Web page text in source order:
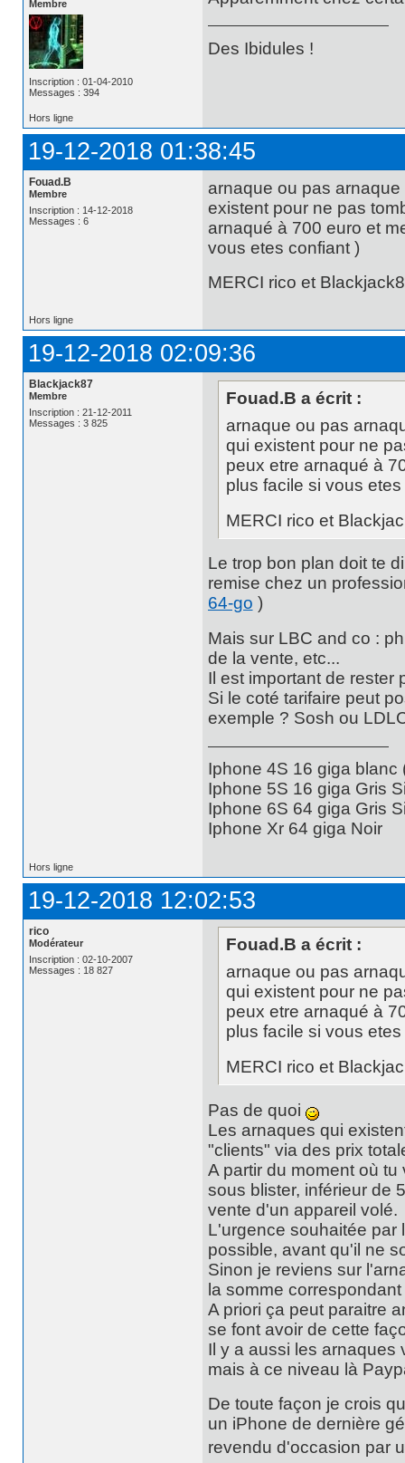
Membre
Inscription : 01-04-2010
Messages : 394
Des Ibidules !
Hors ligne
19-12-2018 01:38:45
Fouad.B
Membre
Inscription : 14-12-2018
Messages : 6
arnaque ou pas
existent pour ne pas
arnaqué à 700 euro et
vous etes confiant )
MERCI rico et
Hors ligne
19-12-2018 02:09:36
Blackjack87
Membre
Inscription : 21-12-2011
Messages : 3 825
Fouad.B a écrit :
arnaque ou pas
qui existent pour ne
peux etre arnaqué à
plus facile si vous
MERCI rico et
Le trop bon plan doit te
remise chez un
64-go )
Mais sur LBC and co :
de la vente, etc...
Il est important de rester
Si le coté tarifaire peut
exemple ? Sosh ou
Iphone 4S 16 giga blanc
Iphone 5S 16 giga Gris
Iphone 6S 64 giga Gris
Iphone Xr 64 giga Noir
Hors ligne
19-12-2018 12:02:53
rico
Modérateur
Inscription : 02-10-2007
Messages : 18 827
Fouad.B a écrit :
arnaque ou pas
qui existent pour ne
peux etre arnaqué à
plus facile si vous
MERCI rico et
Pas de quoi
Les arnaques qui
"clients" via des prix
A partir du moment où
sous blister, inférieur de
vente d'un appareil volé.
L'urgence souhaitée par
possible, avant qu'il ne
Sinon je reviens sur
la somme
A priori ça peut paraitre
se font avoir de cette
Il y a aussi les arnaques
mais à ce niveau là
De toute façon je crois
un iPhone de dernière
revendu d'occasion par